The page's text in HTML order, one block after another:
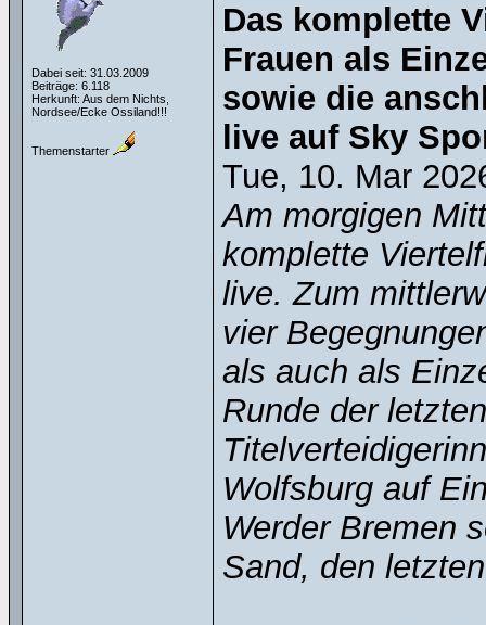
Dabei seit: 31.03.2009
Beiträge: 6.118
Herkunft: Aus dem Nichts,
Nordsee/Ecke Ossiland!!!
Themenstarter
Das komplette
Frauen als
sowie die
live auf Sky
Tue, 10. Mar
Am morgigen
komplette
live. Zum
vier
als auch als
Runde der
Wolfsburg auf
Werder Bremen
Sand, den